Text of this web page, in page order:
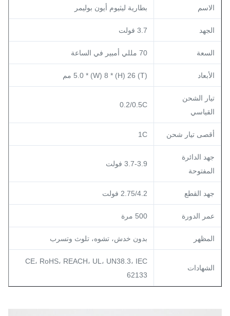
الاسم بطارية ليثيوم أيون بوليمر
الجهد 3.7 فولت
السعة 70 مللي أمبير في الساعة
الأبعاد (T) 5.0 * (W) 8 * (H) 26 مم
تيار الشحن
القياسي
0.2/0.5C
أقصى تيار شحن 1C
جهد الدائرة
المفتوحة
3.7-3.9 فولت
جهد القطع 2.75/4.2 فولت
عمر الدورة 500 مرة
المظهر بدون خدش، تشوه، تلوث وتسرب
الشهادات
CE، RoHS، REACH، UL، UN38.3، IEC
62133